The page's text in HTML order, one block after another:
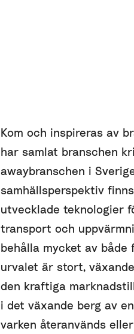
Kom och inspireras av
har samlat branschen
awaybranschen i
samhällsperspektiv
utvecklade teknologier
transport och
behålla mycket av
urvalet är stort,
den kraftiga
i det växande berg av
varken återanvänds